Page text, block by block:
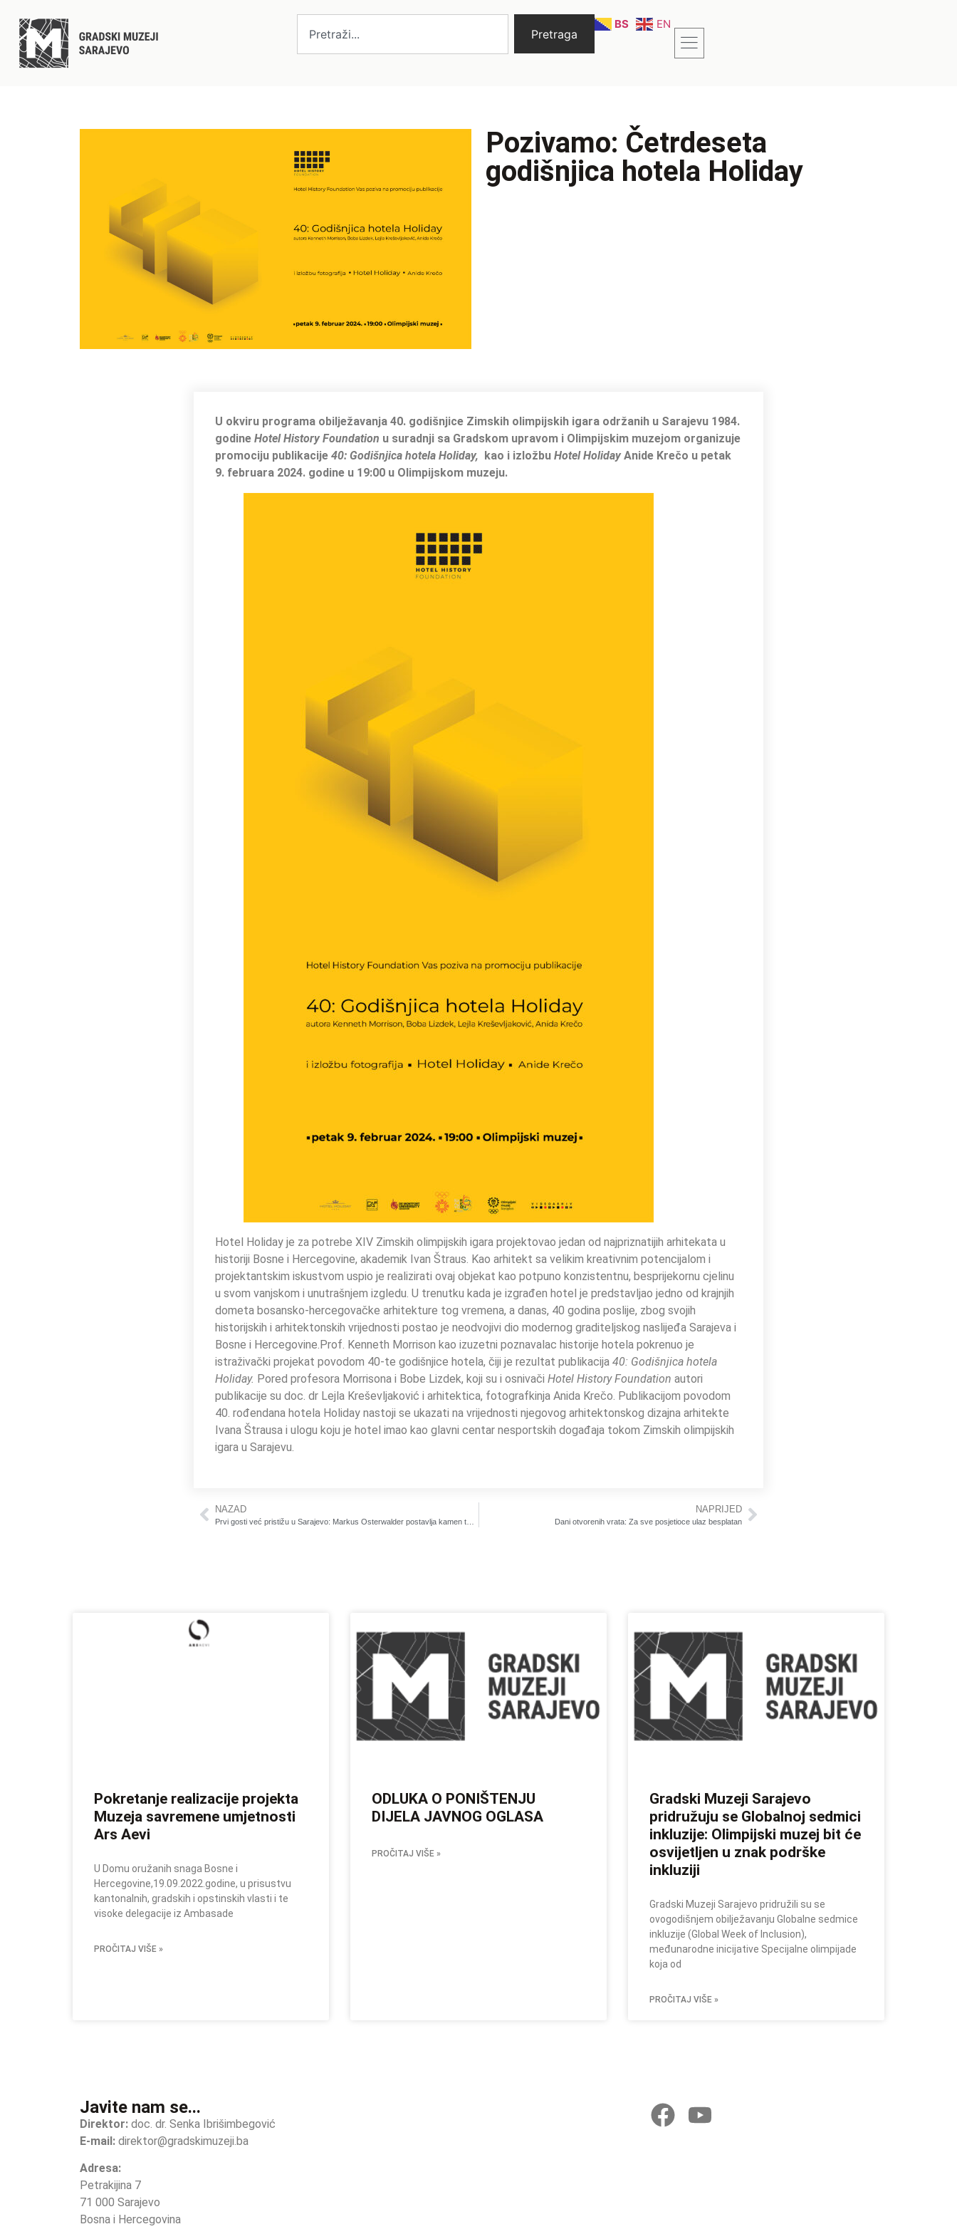
Pretraga
BS EN
Pozivamo: Četrdeseta
godišnjica hotela Holiday
U okviru programa obilježavanja 40. godišnjice Zimskih olimpijskih igara održanih u Sarajevu 1984.
godine Hotel History Foundation u suradnji sa Gradskom upravom i Olimpijskim muzejom organizuje
promociju publikacije 40: Godišnjica hotela Holiday, kao i izložbu Hotel HolidayAnide Krečo u petak
9. februara 2024. godine u 19:00 u Olimpijskom muzeju.
Hotel Holiday je za potrebe XIV Zimskih olimpijskih igara projektovao jedan od najpriznatijih arhitekata u
historiji Bosne i Hercegovine, akademik Ivan Štraus. Kao arhitekt sa velikim kreativnim potencijalom i
projektantskim iskustvom uspio je realizirati ovaj objekat kao potpuno konzistentnu, besprijekornu cjelinu
u svom vanjskom i unutrašnjem izgledu. U trenutku kada je izgrađen hotel je predstavljao jedno od krajnjih
dometa bosansko-hercegovačke arhitekture tog vremena, a danas, 40 godina poslije, zbog svojih
historijskih i arhitektonskih vrijednosti postao je neodvojivi dio modernog graditeljskog naslijeđa Sarajeva i
Bosne i Hercegovine.Prof. Kenneth Morrison kao izuzetni poznavalac historije hotela pokrenuo je
istraživački projekat povodom 40-te godišnjice hotela, čiji je rezultat publikacija 40: Godišnjica hotela
Holiday. Pored profesora Morrisona i Bobe Lizdek, koji su i osnivači Hotel History Foundation autori
publikacije su doc. dr Lejla Kreševljaković i arhitektica, fotografkinja Anida Krečo. Publikacijom povodom
40. rođendana hotela Holiday nastoji se ukazati na vrijednosti njegovog arhitektonskog dizajna arhitekte
Ivana Štrausa i ulogu koju je hotel imao kao glavni centar nesportskih događaja tokom Zimskih olimpijskih
igara u Sarajevu.
NAZAD NAPRIJED
Dani otvorenih vrata: Za sve posjetioce ulaz besplatan
Pokretanje realizacije projekta
Muzeja savremene umjetnosti
Ars Aevi
U Domu oružanih snaga Bosne i
Hercegovine,19.09.2022.godine, u prisustvu
kantonalnih, gradskih i opstinskih vlasti i te
visoke delegacije iz Ambasade
PROČITAJ VIŠE »
ODLUKA O PONIŠTENJU
DIJELA JAVNOG OGLASA
PROČITAJ VIŠE »
Gradski Muzeji Sarajevo
pridružuju se Globalnoj sedmici
inkluzije: Olimpijski muzej bit će
osvijetljen u znak podrške
inkluziji
Gradski Muzeji Sarajevo pridružili su se
ovogodišnjem obilježavanju Globalne sedmice
inkluzije (Global Week of Inclusion),
međunarodne inicijative Specijalne olimpijade
koja od
PROČITAJ VIŠE »
Javite nam se...
Direktor: doc. dr. Senka Ibrišimbegović
E-mail: direktor@gradskimuzeji.ba
Adresa:
Petrakijina 7
71 000 Sarajevo
Bosna i Hercegovina